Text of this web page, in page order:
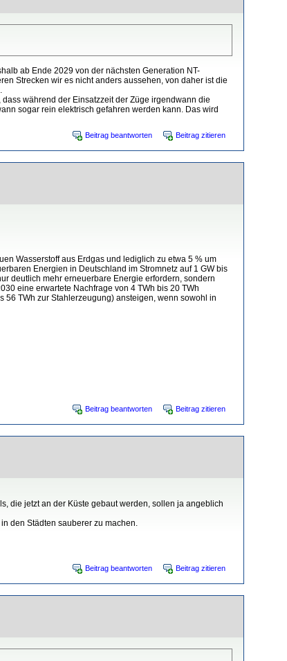
ab Ende 2029 von der nächsten Generation NT-
Strecken wir es nicht anders aussehen, von daher ist die
während der Einsatzzeit der Züge irgendwann die
sogar rein elektrisch gefahren werden kann. Das wird
Beitrag beantworten Beitrag zitieren
Wasserstoff aus Erdgas und lediglich zu etwa 5 % um
Energien in Deutschland im Stromnetz auf 1 GW bis
deutlich mehr erneuerbare Energie erfordern, sondern
eine erwartete Nachfrage von 4 TWh bis 20 TWh
56 TWh zur Stahlerzeugung) ansteigen, wenn sowohl in
Beitrag beantworten Beitrag zitieren
die jetzt an der Küste gebaut werden, sollen ja angeblich
den Städten sauberer zu machen.
Beitrag beantworten Beitrag zitieren